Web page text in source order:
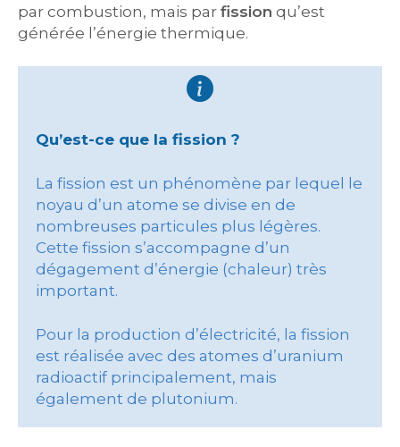
par combustion, mais par fission qu’est
générée l’énergie thermique.
Qu’est-ce que la fission ?
La fission est un phénomène par lequel le
noyau d’un atome se divise en de
nombreuses particules plus légères.
Cette fission s’accompagne d’un
dégagement d’énergie (chaleur) très
important.
Pour la production d’électricité, la fission
est réalisée avec des atomes d’uranium
radioactif principalement, mais
également de plutonium.